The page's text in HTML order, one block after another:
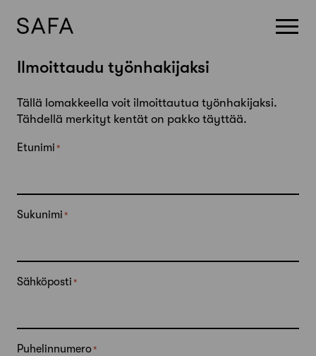
Skip
content
Ilmoittaudu työnhakijaksi
Tällä lomakkeella voit ilmoittautua työnhakijaksi.
Tähdellä merkityt kentät on pakko täyttää.
Etunimi
Sukunimi
Sähköposti
Puhelinnumero